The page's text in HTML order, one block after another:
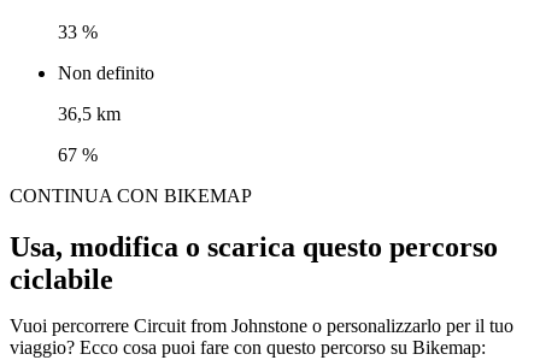
33 %
Non definito
36,5 km
67 %
CONTINUA CON BIKEMAP
Usa, modifica o scarica questo percorso
ciclabile
Vuoi percorrere Circuit from Johnstone o personalizzarlo per il tuo
viaggio? Ecco cosa puoi fare con questo percorso su Bikemap: